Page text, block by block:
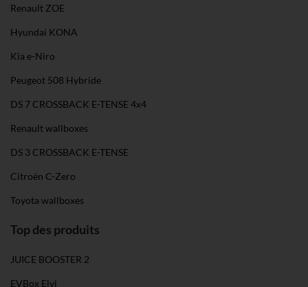
Renault ZOE
Hyundai KONA
Kia e-Niro
Peugeot 508 Hybride
DS 7 CROSSBACK E-TENSE 4x4
Renault wallboxes
DS 3 CROSSBACK E-TENSE
Citroën C-Zero
Toyota wallboxes
Top des produits
JUICE BOOSTER 2
EVBox Elvi